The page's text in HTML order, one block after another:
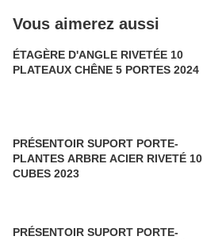
Vous aimerez aussi
ÉTAGÈRE D'ANGLE RIVETÉE 10
PLATEAUX CHÊNE 5 PORTES 2024
PRÉSENTOIR SUPORT PORTE-
PLANTES ARBRE ACIER RIVETÉ 10
CUBES 2023
PRÉSENTOIR SUPORT PORTE-